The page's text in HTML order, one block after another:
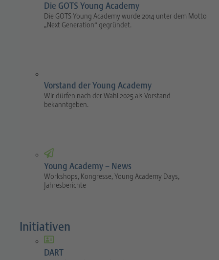
Die GOTS Young Academy
Die GOTS Young Academy wurde 2014 unter dem Motto
„Next Generation“ gegründet.
Vorstand der Young Academy
Wir dürfen nach der Wahl 2025 als Vorstand
bekanntgeben.
Young Academy – News
Workshops, Kongresse, Young Academy Days,
Jahresberichte
Initiativen
DART